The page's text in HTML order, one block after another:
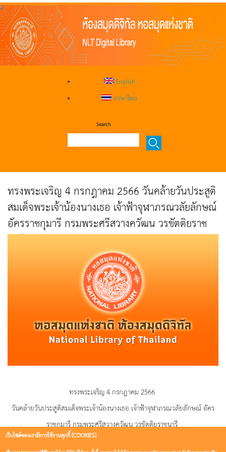
English
ภาษาไทย
Search
ทรงพระเจริญ 4 กรกฎาคม 2566 วันคล้ายวันประสูติ
สมเด็จพระเจ้าน้องนางเธอ เจ้าฟ้าจุฬาภรณวลัยลักษณ์
อัครราชกุมารี กรมพระศรีสวางควัฒน วรขัตติยราช
นารี
ทรงพระเจริญ 4 กรกฎาคม 2566
วันคล้ายวันประสูติสมเด็จพระเจ้าน้องนางเธอ เจ้าฟ้าจุฬาภรณวลัยลักษณ์ อัคร
ราชกุมารี กรมพระศรีสวางควัฒน วรขัตติยราชนารี
ควรมิควรแล้วแต่จะโปรดเกล้าโปรดกระหม่อม ข้าพระพุทธเจ้า ผู้บริหาร
เว็บไซต์ของเรามีการใช้งานคุกกี้ (COOKIES)